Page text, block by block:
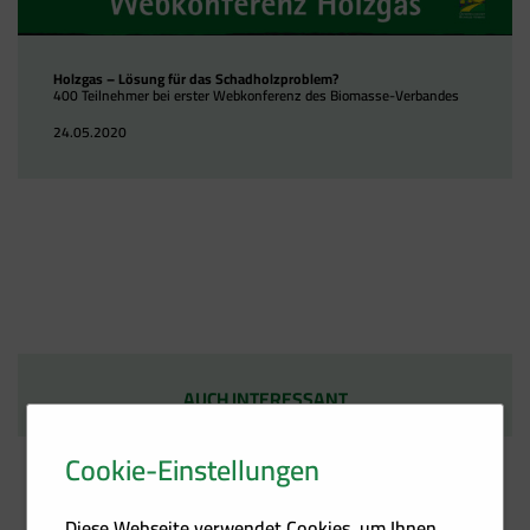
Holzgas – Lösung für das Schadholzproblem?
400 Teilnehmer bei erster Webkonferenz des Biomasse-Verbandes
24.05.2020
AUCH INTERESSANT
Cookie-Einstellungen